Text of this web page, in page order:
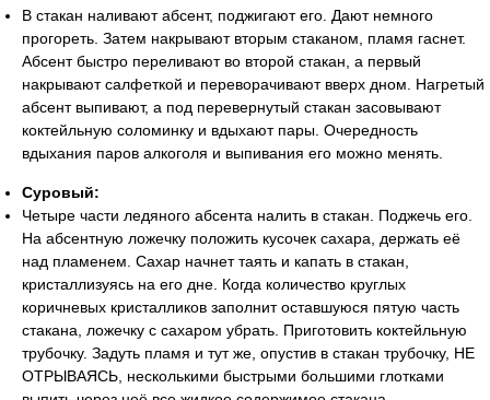
В стакан наливают абсент, поджигают его. Дают немного
прогореть. Затем накрывают вторым стаканом, пламя гаснет.
Абсент быстро переливают во второй стакан, а первый
накрывают салфеткой и переворачивают вверх дном. Нагретый
абсент выпивают, а под перевернутый стакан засовывают
коктейльную соломинку и вдыхают пары. Очередность
вдыхания паров алкоголя и выпивания его можно менять.
Суровый:
Четыре части ледяного абсента налить в стакан. Поджечь его.
На абсентную ложечку положить кусочек сахара, держать её
над пламенем. Сахар начнет таять и капать в стакан,
кристаллизуясь на его дне. Когда количество круглых
коричневых кристалликов заполнит оставшуюся пятую часть
стакана, ложечку с сахаром убрать. Приготовить коктейльную
трубочку. Задуть пламя и тут же, опустив в стакан трубочку, НЕ
ОТРЫВАЯСЬ, несколькими быстрыми большими глотками